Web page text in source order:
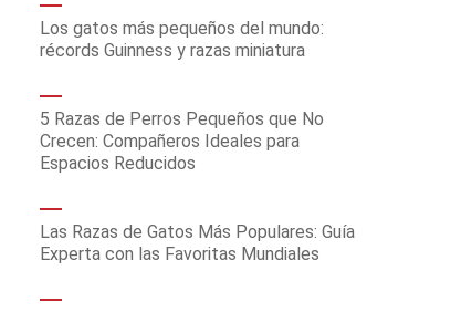
Los gatos más pequeños del mundo:
récords Guinness y razas miniatura
5 Razas de Perros Pequeños que No
Crecen: Compañeros Ideales para
Espacios Reducidos
Las Razas de Gatos Más Populares: Guía
Experta con las Favoritas Mundiales